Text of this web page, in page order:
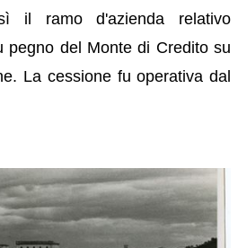
il ramo d'azienda relativo
pegno del Monte di Credito su
La cessione fu operativa dal